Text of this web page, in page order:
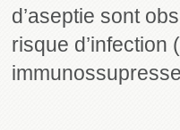
d’aseptie sont
risque